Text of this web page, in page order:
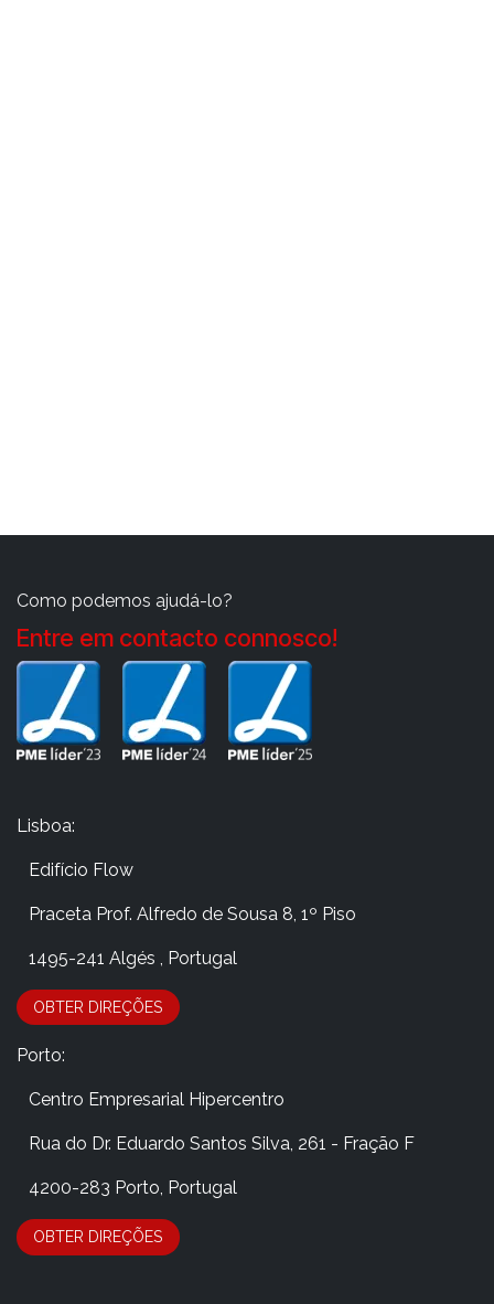
Como podemos ajudá-lo?
Entre em contacto connosco!
Lisboa:
Edifício Flow
​Praceta Prof. Alfredo de Sousa 8, 1º Piso
​ 1495-241 Algés , Portugal
OBTER DIRE​​​​​​​​Ç​​ÕES
Porto:
​Centro Empresarial Hipercentro
​Rua do Dr. Eduardo Santos Silva, 261 - Fração F
​4200-283 Porto, Portugal
OBTER DIRE​​​​​​​​Ç​​ÕES